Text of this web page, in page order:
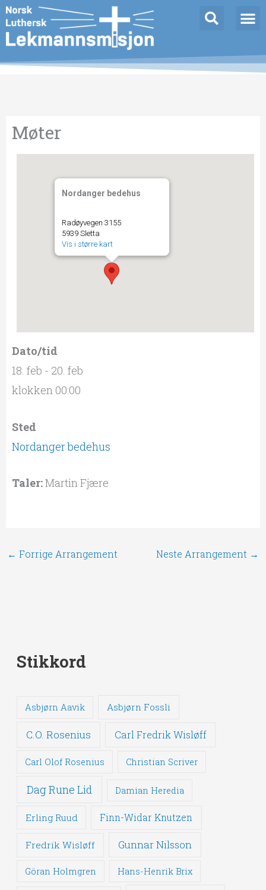
Hopp
rett
til
innholdet
Møter
Nordanger bedehus
Radøyvegen 3155
5939 Sletta
Vis i større kart
Dato/tid
18. feb - 20. feb
klokken 00:00
Sted
Nordanger bedehus
Taler:Martin Fjære
← Forrige Arrangement Neste Arrangement →
Stikkord
Asbjørn Aavik Asbjørn Fossli
C.O. Rosenius Carl Fredrik Wisløff
Carl Olof Rosenius Christian Scriver
Dag Rune Lid Damian Heredia
Erling Ruud Finn-Widar Knutzen
Fredrik Wisløff Gunnar Nilsson
Göran Holmgren Hans-Henrik Brix